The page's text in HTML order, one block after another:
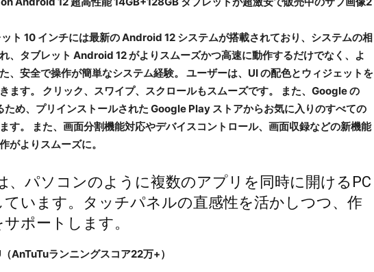
ト 10 インチには最新の Android 12 システムが搭載されており、システムの相
、タブレット Android 12 がよりスムーズかつ高速に動作するだけでなく、よ
、安全で操作が簡単なシステム経験。 ユーザーは、UI の配色とウィジェットを
ます。 クリック、スワイプ、スクロールもスムーズです。 また、Google の
ため、プリインストールされた Google Play ストアからお気に入りのすべての
す。 また、画面分割機能対応やデバイスコントロール、画面収録などの新機能
がよりスムーズに。
、パソコンのように複数のアプリを同時に開けるPC
ています。タッチパネルの直感性を活かしつつ、作
ポートします。
AnTuTuランニングスコア22万+）